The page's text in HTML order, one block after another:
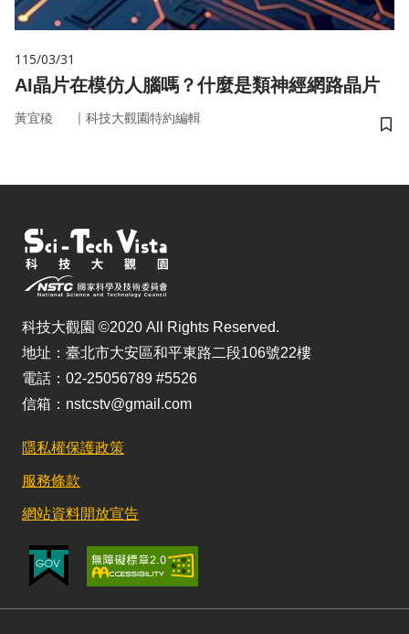
115/03/31
AI晶片在模仿人腦嗎？什麼是類神經網路晶片
黃宜稜 ｜ 科技大觀園特約編輯
儲
科技大觀園 ©2020 All Rights Reserved.
地址：臺北市大安區和平東路二段106號22樓
電話：02-25056789 #5526
信箱：nstcstv@gmail.com
隱私權保護政策
服務條款
網站資料開放宣告